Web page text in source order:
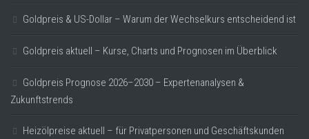
Goldpreis & US-Dollar – Warum der Wechselkurs entscheidend ist
Goldpreis aktuell – Kurse, Charts und Prognosen im Überblick
Goldpreis Prognose 2026–2030 – Expertenanalysen &
Zukunftstrends
Heizölpreise aktuell – für Privatpersonen und Geschäftskunden